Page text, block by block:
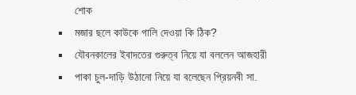
শোক
মজার ছলে কাউকে গালি দেওয়া কি ঠিক?
যৌবনকালের ইবাদতের গুরুত্ব নিয়ে যা বললেন আজহারী
পাকা চুল-দাড়ি উঠানো নিয়ে যা বলেছেন প্রিয়নবী সা.